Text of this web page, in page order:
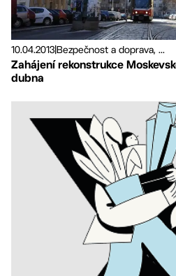
10.04.2013Bezpečnost a doprava, ...
Zahájení rekonstrukce
dubna